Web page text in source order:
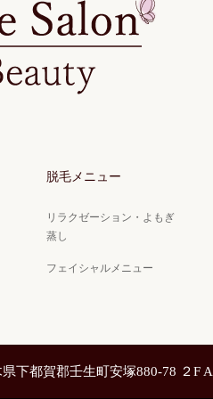
脱毛メニュー
リラクゼーション・よもぎ
蒸し
フェイシャルメニュー
下都賀郡壬生町安塚880-78 ２F A